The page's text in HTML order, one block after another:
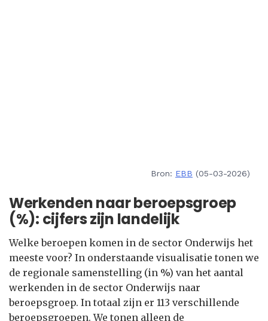
Bron: EBB (05-03-2026)
Werkenden naar beroepsgroep
(%): cijfers zijn landelijk
Welke beroepen komen in de sector Onderwijs het
meeste voor? In onderstaande visualisatie tonen we
de regionale samenstelling (in %) van het aantal
werkenden in de sector Onderwijs naar
beroepsgroep. In totaal zijn er 113 verschillende
beroepsgroepen. We tonen alleen de